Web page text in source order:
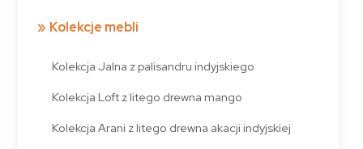
Kolekcje mebli
Kolekcja Jalna z palisandru indyjskiego
Kolekcja Loft z litego drewna mango
Kolekcja Arani z litego drewna akacji indyjskiej